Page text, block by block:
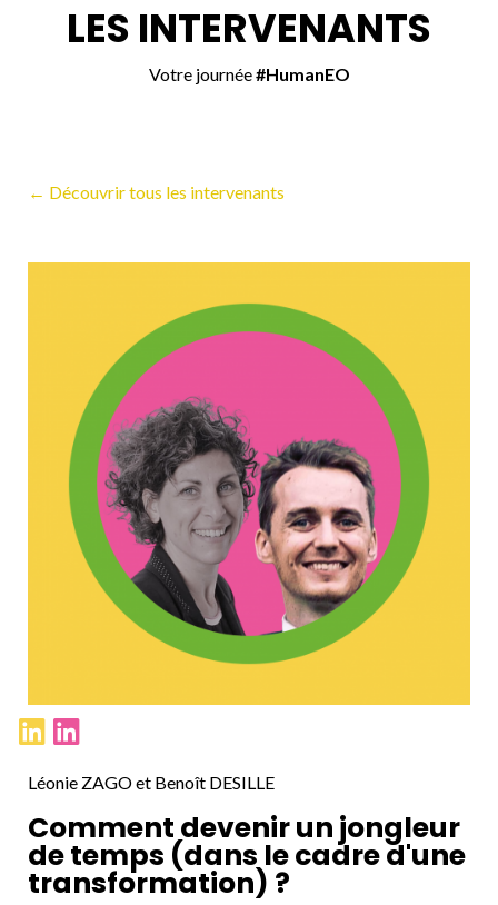
LES INTERVENANTS
Votre journée#HumanEO
← Découvrir tous les intervenants
Léonie ZAGO et Benoît DESILLE
Comment devenir un jongleur
de temps (dans le cadre d'une
transformation) ?